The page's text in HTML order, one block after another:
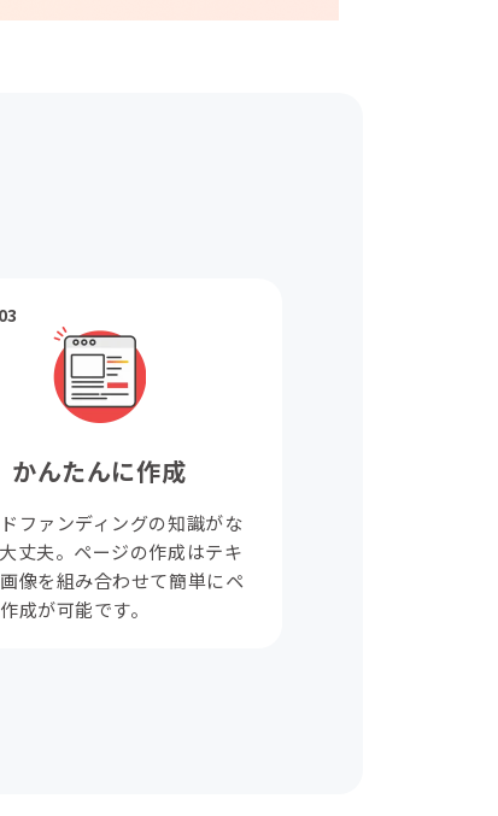
かんたんに作成
ファンディングの知識がな
丈夫。ページの作成はテキ
像を組み合わせて簡単にペ
成が可能です。